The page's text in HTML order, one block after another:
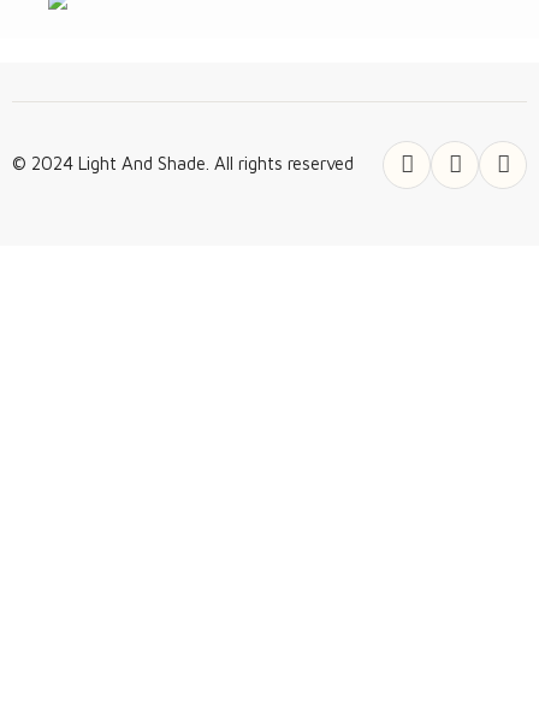
© 2024 Light And Shade. All rights reserved